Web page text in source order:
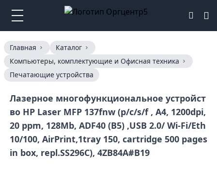
Главная
Каталог
Компьютеры, комплектующие и Офисная техника
Печатающие устройства
Лазерное многофункциональное устройст
во HP Laser MFP 137fnw (p/c/s/f , A4, 1200dpi,
20 ppm, 128Mb, ADF40 (B5) ,USB 2.0/ Wi-Fi/Eth
10/100, AirPrint,1tray 150, cartridge 500 pages
in box, repl.SS296C), 4ZB84A#B19